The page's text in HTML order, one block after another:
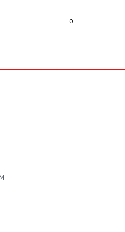
0